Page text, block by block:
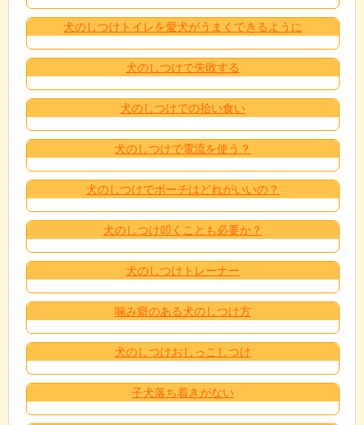
犬のしつけトイレを愛犬がうまくできるように
犬のしつけで失敗する
犬のしつけでの拾い食い
犬のしつけで電流を使う？
犬のしつけでポーチはどれがいいの？
犬のしつけ叩くことも必要か？
犬のしつけトレーナー
噛み癖のある犬のしつけ方
犬のしつけおしっこしつけ
子犬落ち着きがない